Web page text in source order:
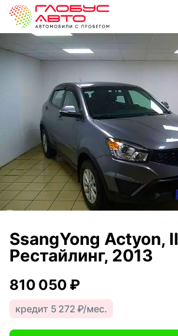
SsangYong Actyon, II
Рестайлинг, 2013
810 050 ₽
кредит 5 272 ₽/мес.